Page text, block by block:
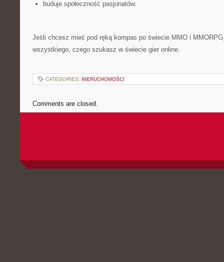
buduje społeczność pasjonatów.
Jeśli chcesz mieć pod ręką kompas po świecie MMO i
wszystkiego, czego szukasz w świecie gier online.
CATEGORIES: NIERUCHOMOŚCI
Comments are closed.